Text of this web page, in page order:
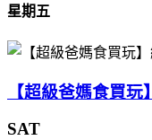
星期五
【超級爸媽食買
SAT